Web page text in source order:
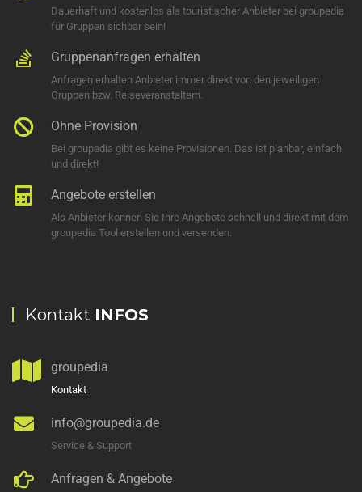
Dauerhaft und kostenlos als touristischer Anbieter bei groupedia
für Gruppen sichbar sein!
Gruppenanfragen erhalten
Anfragen erhalten Anbieter immer direkt von den jeweiligen
Gruppen bzw. Reiseveranstaltern.
Ohne Provision
Bei groupedia gibt es keine Provisionen. Das ist planbar, einfach
und direkt!
Angebote erstellen
Als Anbieter können Sie Ihre Angebote schnell und direkt mit dem
groupedia Tool erstellen und versenden.
Kontakt INFOS
groupedia
Kontakt
info@groupedia.de
Service & Support
Anfragen & Angebote